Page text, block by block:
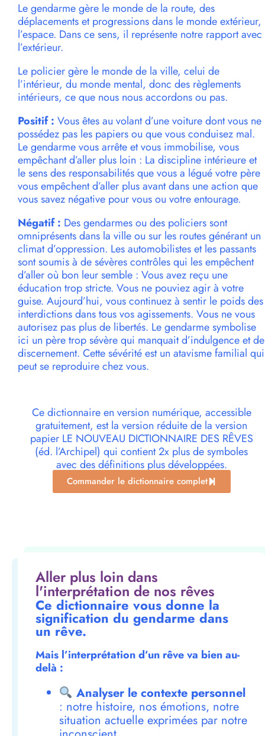
Le gendarme gère le monde de la route, des
déplacements et progressions dans le monde extérieur,
l’espace. Dans ce sens, il représente notre rapport avec
l’extérieur.
Le policier gère le monde de la ville, celui de
l’intérieur, du monde mental, donc des règlements
intérieurs, ce que nous nous accordons ou pas.
Positif : Vous êtes au volant d’une voiture dont vous ne
possédez pas les papiers ou que vous conduisez mal.
Le gendarme vous arrête et vous immobilise, vous
empêchant d’aller plus loin : La discipline intérieure et
le sens des responsabilités que vous a légué votre père
vous empêchent d’aller plus avant dans une action que
vous savez négative pour vous ou votre entourage.
Négatif : Des gendarmes ou des policiers sont
omniprésents dans la ville ou sur les routes générant un
climat d’oppression. Les automobilistes et les passants
sont soumis à de sévères contrôles qui les empêchent
d’aller où bon leur semble : Vous avez reçu une
éducation trop stricte. Vous ne pouviez agir à votre
guise. Aujourd’hui, vous continuez à sentir le poids des
interdictions dans tous vos agissements. Vous ne vous
autorisez pas plus de libertés. Le gendarme symbolise
ici un père trop sévère qui manquait d’indulgence et de
discernement. Cette sévérité est un atavisme familial qui
peut se reproduire chez vous.
Ce dictionnaire en version numérique, accessible
gratuitement, est la version réduite de la version
papier LE NOUVEAU DICTIONNAIRE DES RÊVES
(éd. l’Archipel) qui contient 2x plus de symboles
avec des définitions plus développées.
Commander le dictionnaire complet
Aller plus loin dans
l'interprétation de nos rêves
Ce dictionnaire vous donne la
signification du gendarme dans
un rêve.
Mais l’interprétation d’un rêve va bien au-
delà :
Analyser le contexte personnel
: notre histoire, nos émotions, notre
situation actuelle exprimées par notre